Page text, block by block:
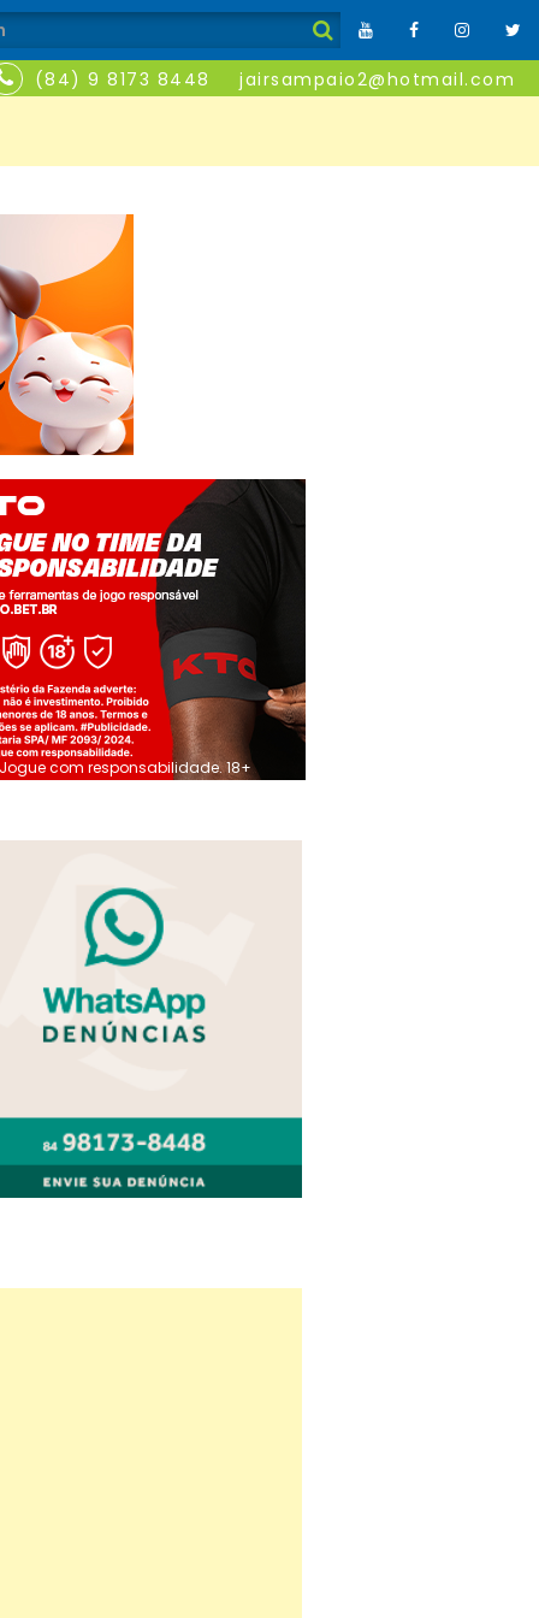
(84) 9 8173 8448 jairsampaio2@hotmail.com
Jogue com responsabilidade. 18+